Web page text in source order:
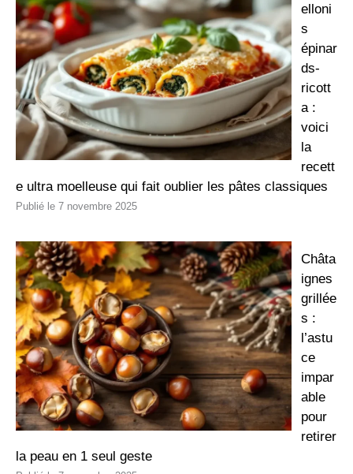
elloni
s
épinar
ds-
ricott
a :
voici
la
recett
e ultra moelleuse qui fait oublier les pâtes classiques
7 novembre 2025
Châta
ignes
grillée
s :
l’astu
ce
impar
able
pour
retirer
la peau en 1 seul geste